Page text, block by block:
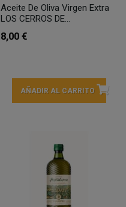
Aceite De Oliva Virgen Extra
LOS CERROS DE...
8,00 €
AÑADIR AL CARRITO